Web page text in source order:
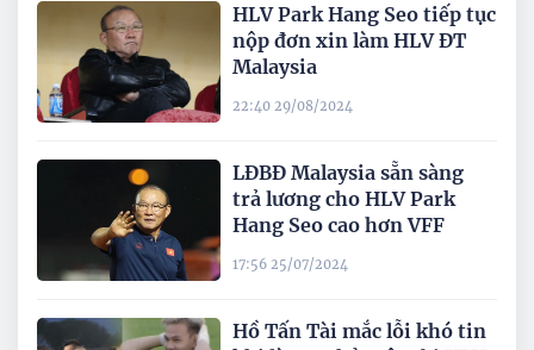
HLV Park Hang Seo tiếp tục
nộp đơn xin làm HLV ĐT
Malaysia
22:40 29/08/2024
LĐBĐ Malaysia sẵn sàng
trả lương cho HLV Park
Hang Seo cao hơn VFF
17:56 25/07/2024
Hồ Tấn Tài mắc lỗi khó tin